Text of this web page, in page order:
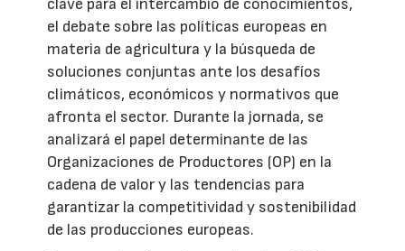
clave para el intercambio de conocimientos,
el debate sobre las políticas europeas en
materia de agricultura y la búsqueda de
soluciones conjuntas ante los desafíos
climáticos, económicos y normativos que
afronta el sector. Durante la jornada, se
analizará el papel determinante de las
Organizaciones de Productores (OP) en la
cadena de valor y las tendencias para
garantizar la competitividad y sostenibilidad
de las producciones europeas.